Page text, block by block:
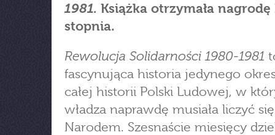
1981. Książka otrzymała nagrodę
stopnia.
Rewolucja Solidarności 1980-1981
fascynująca historia jedynego
całej historii Polski Ludowej, w
władza naprawdę musiała liczyć
Narodem. Szesnaście miesięcy